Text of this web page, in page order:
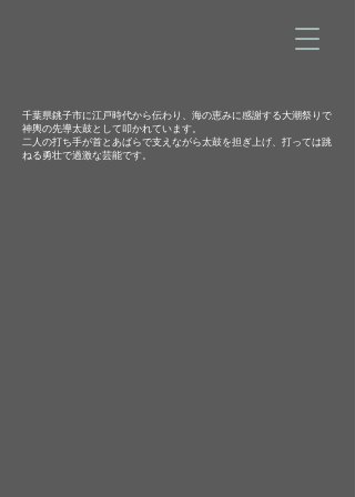
千葉県銚子市に江戸時代から伝わり、海の恵みに感謝する大潮祭りで
神輿の先導太鼓として叩かれています。
二人の打ち手が首とあばらで支えながら太鼓を担ぎ上げ、打っては跳
ねる勇壮で過激な芸能です。